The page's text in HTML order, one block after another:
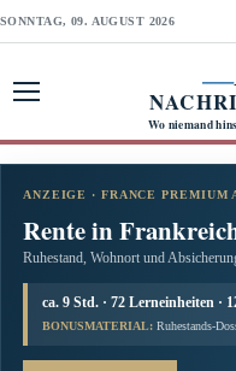
SONNTAG, 09. AUGUST 2026
Wo niemand
ANZEIGE · FRANCE PREMIUM
Rente in
Ruhestand, Wohnort und
ca. 9 Std. · 72 Lerneinheiten ·
BONUSMATERIAL: Ruhestands-